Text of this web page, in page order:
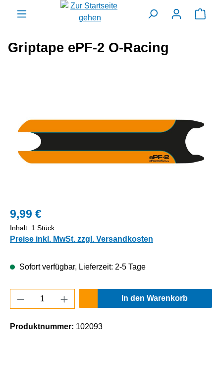
springen
Griptape ePF-2 O-Racing
9,99 €
Inhalt: 1 Stück
Preise inkl. MwSt. zzgl. Versandkosten
Sofort verfügbar, Lieferzeit: 2-5 Tage
Produkt Anzahl: Gib den gewünschten
In den Warenkorb
Produktnummer: 102093